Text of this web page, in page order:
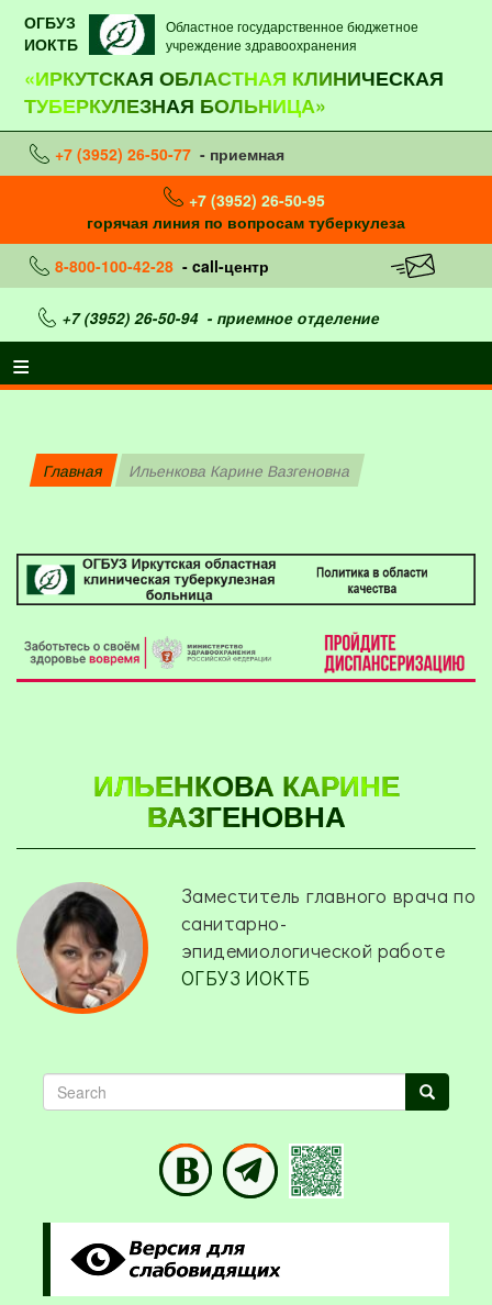
ОГБУЗ
ИОКТБ
Областное государственное бюджетное
учреждение здравоохранения
«ИРКУТСКАЯ ОБЛАСТНАЯ КЛИНИЧЕСКАЯ
ТУБЕРКУЛЕЗНАЯ БОЛЬНИЦА»
+7 (3952) 26-50-77 - приемная
+7 (3952) 26-50-95
горячая линия по вопросам туберкулеза
8-800-100-42-28 - call-центр
+7 (3952) 26-50-94- приемное отделение
Главная Ильенкова Карине Вазгеновна
ИЛЬЕНКОВА КАРИНЕ
ВАЗГЕНОВНА
Заместитель главного врача по
санитарно-
эпидемиологической работе
ОГБУЗ ИОКТБ
Search Search